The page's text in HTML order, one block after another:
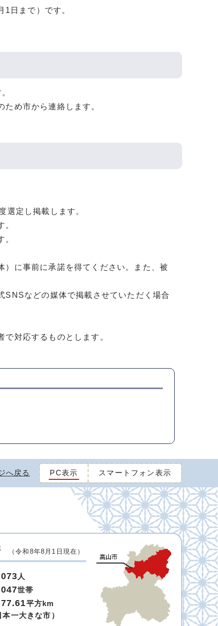
日まで）です。
め市から連絡します。
選定し掲載します。
。
。
）に事前に承諾を得てください。また、被
SNSなどの媒体で掲載させていただく場合
対応するものとします。
へ戻る PC表示 スマートフォン表示
（令和8年8月1日現在）
人
世帯
平方km
本一大きな市）